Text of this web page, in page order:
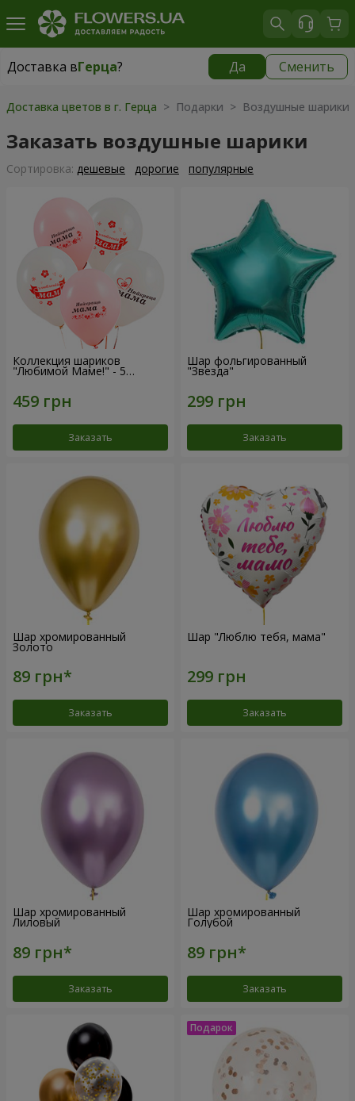
Доставка вГерца? Да Сменить
Доставка вГерца
Доставка цветов в г. Герца > Подарки > Воздушные шарики
Заказать воздушные шарики
Cортировка: дешевые дорогие популярные
Коллекция шариков
"Любимой Маме!" - 5
Заказать
Шар фольгированный
"Звезда"
Заказать
Шар хромированный
Золото
Заказать
Шар "Люблю тебя, мама"
Заказать
Шар хромированный
Лиловый
Заказать
Шар хромированный
Голубой
Заказать